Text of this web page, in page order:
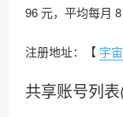
96 元，平均每月
注册地址：【 宇
共享账号列